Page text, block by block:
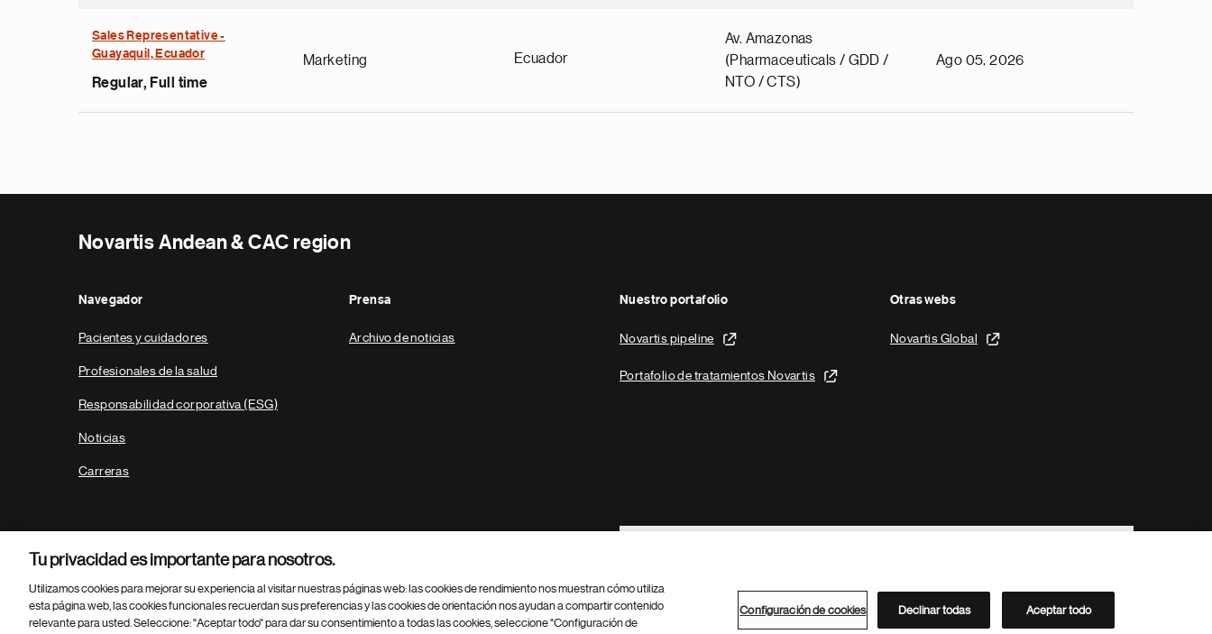
Sales Representative -
Guayaquil, Ecuador
Regular, Full time
Marketing Ecuador
Av. Amazonas
(Pharmaceuticals / GDD /
NTO / CTS)
Ago 05, 2026
Novartis Andean & CAC region
Navegador
Pacientes y cuidadores
Profesionales de la salud
Responsabilidad corporativa (ESG)
Noticias
Carreras
Prensa
Archivo de noticias
Nuestro portafolio
Novartis pipeline
Portafolio de tratamientos Novartis
Otras webs
Novartis Global
Footer Site Search
Parte
© 2026 Novartis AG Directorio de Novartis
Tu privacidad es importante para nosotros.
Utilizamos cookies para mejorar su experiencia al visitar nuestras páginas web: las cookies de rendimiento nos muestran cómo utiliza
esta página web, las cookies funcionales recuerdan sus preferencias y las cookies de orientación nos ayudan a compartir contenido
relevante para usted. Seleccione: "Aceptar todo" para dar su consentimiento a todas las cookies, seleccione "Configuración de
Configuración de cookies Declinar todas Aceptar todo